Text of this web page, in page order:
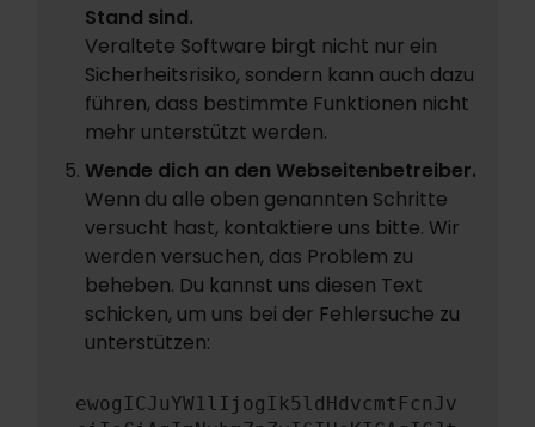
Stand sind.
Veraltete Software birgt nicht nur ein
Sicherheitsrisiko, sondern kann auch dazu
führen, dass bestimmte Funktionen nicht
mehr unterstützt werden.
Wende dich an den Webseitenbetreiber.
Wenn du alle oben genannten Schritte
versucht hast, kontaktiere uns bitte. Wir
werden versuchen, das Problem zu
beheben. Du kannst uns diesen Text
schicken, um uns bei der Fehlersuche zu
unterstützen:
ewogICJuYW1lIjogIk5ldHdvcmtFcnJv